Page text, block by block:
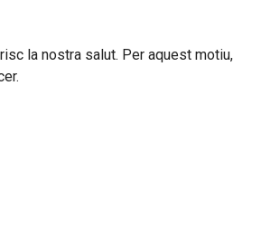
la nostra salut. Per aquest motiu,